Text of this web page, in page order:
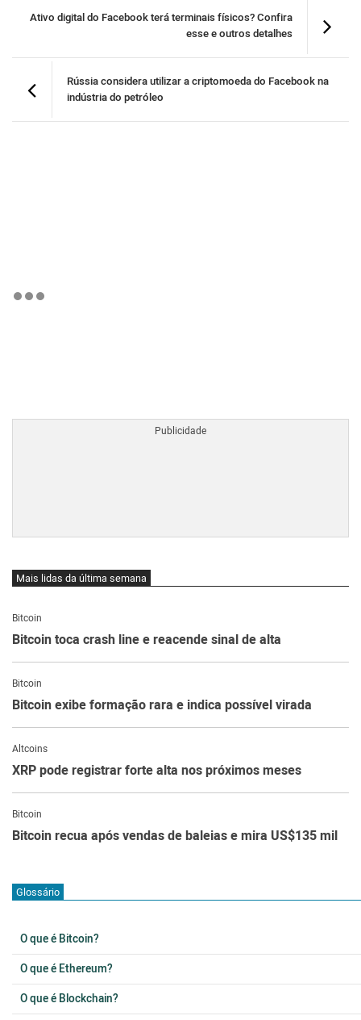
Ativo digital do Facebook terá terminais físicos? Confira
esse e outros detalhes
Rússia considera utilizar a criptomoeda do Facebook na
indústria do petróleo
Mais lidas da última semana
Bitcoin
Bitcoin toca crash line e reacende sinal de alta
Bitcoin
Bitcoin exibe formação rara e indica possível virada
Altcoins
XRP pode registrar forte alta nos próximos meses
Bitcoin
Bitcoin recua após vendas de baleias e mira US$135 mil
Glossário
O que é Bitcoin?
O que é Ethereum?
O que é Blockchain?